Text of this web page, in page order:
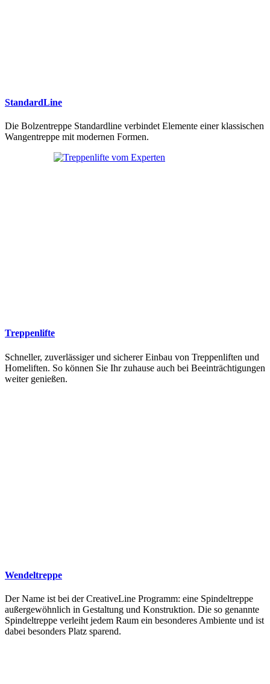
StandardLine
Die Bolzentreppe Standardline verbindet Elemente einer klassischen
Wangentreppe mit modernen Formen.
Treppenlifte
Schneller, zuverlässiger und sicherer Einbau von Treppenliften und
Homeliften. So können Sie Ihr zuhause auch bei Beeinträchtigungen
weiter genießen.
Wendeltreppe
Der Name ist bei der CreativeLine Programm: eine Spindeltreppe
außergewöhnlich in Gestaltung und Konstruktion. Die so genannte
Spindeltreppe verleiht jedem Raum ein besonderes Ambiente und ist
dabei besonders Platz sparend.